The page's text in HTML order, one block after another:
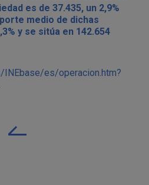
es de 37.435, un 2,9%
medio de dichas
y se sitúa en 142.654
es/operacion.htm?